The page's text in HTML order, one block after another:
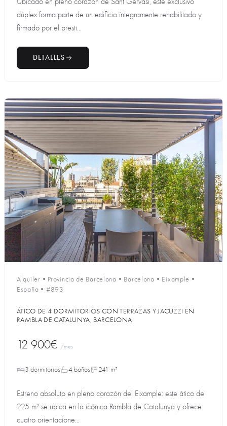
dúplex forma parte de un edificio íntegramente rehabilitado y
firmado por el presti...
DETALLES
Alquiler • Provincia de Barcelona • Barcelona • Eixample •
España • #893
ÁTICO DE 4 DORMITORIOS CON TERRAZAS Y JACUZZI EN
RAMBLA DE CATALUNYA, BARCELONA
12 900€ /mes
3 dormitorios 4 baños 241 m²
Estreno absoluto en pleno corazón del Eixample: este ático de
225 m² se ubica en la icónica Rambla de Catalunya y ofrece
cuatro orientacione...